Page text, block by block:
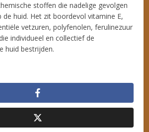
stoffen die nadelige gevolgen
de huid. Het zit boordevol vitamine E,
vetzuren, polyfenolen, ferulinezuur
individueel en collectief de
huid bestrijden.